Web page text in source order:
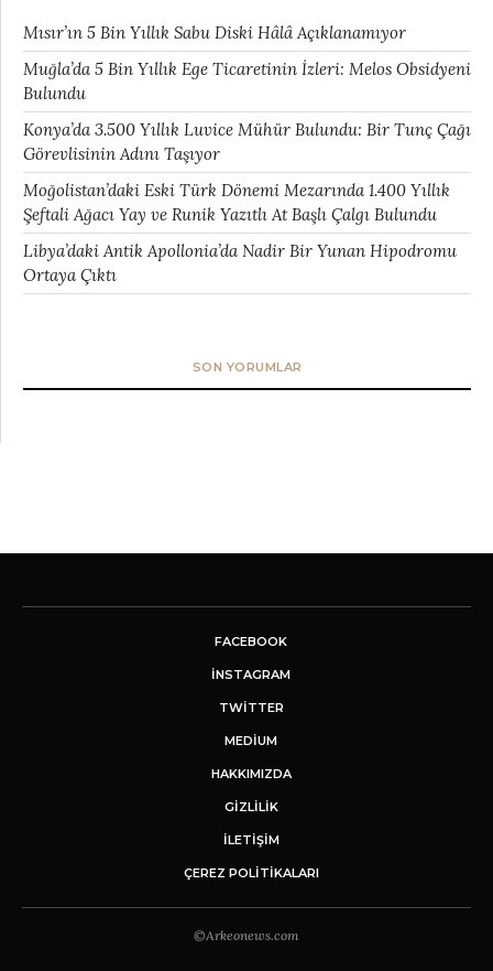
Mısır’ın 5 Bin Yıllık Sabu Diski Hâlâ Açıklanamıyor
Muğla’da 5 Bin Yıllık Ege Ticaretinin İzleri: Melos Obsidyeni
Bulundu
Konya’da 3.500 Yıllık Luvice Mühür Bulundu: Bir Tunç Çağı
Görevlisinin Adını Taşıyor
Moğolistan’daki Eski Türk Dönemi Mezarında 1.400 Yıllık
Şeftali Ağacı Yay ve Runik Yazıtlı At Başlı Çalgı Bulundu
Libya’daki Antik Apollonia’da Nadir Bir Yunan Hipodromu
Ortaya Çıktı
SON YORUMLAR
FACEBOOK
INSTAGRAM
TWITTER
MEDIUM
HAKKIMIZDA
GİZLİLİK
İLETIŞIM
ÇEREZ POLITIKALARI
©Arkeonews.com